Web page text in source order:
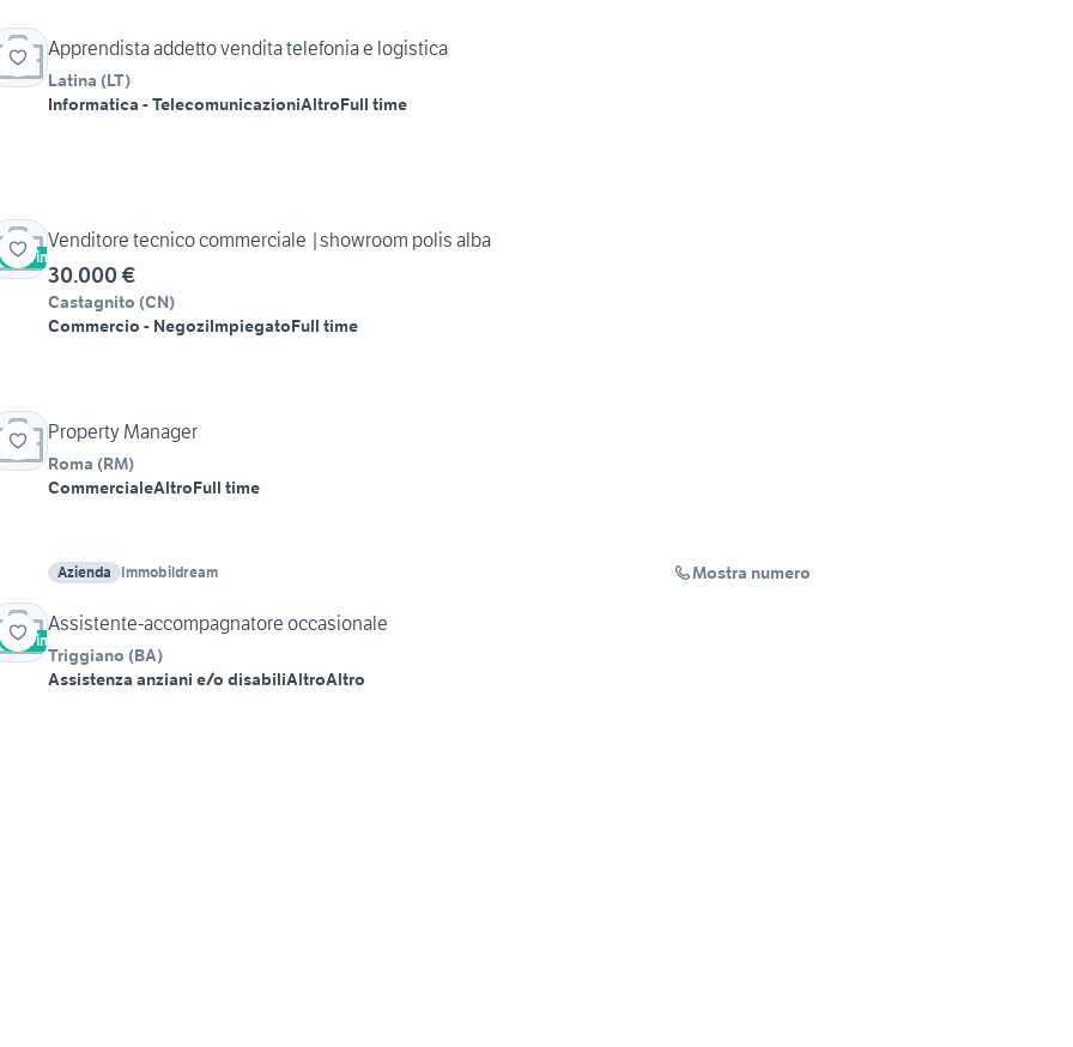
Apprendista addetto vendita telefonia e logistica
Latina (LT)
Informatica - TelecomunicazioniAltroFull time
Vetrina
Venditore tecnico commerciale |showroom polis alba
30.000 €
Castagnito (CN)
Commercio - NegoziImpiegatoFull time
Property Manager
Roma (RM)
CommercialeAltroFull time
Azienda Immobildream Mostra numero
Vetrina
Assistente-accompagnatore occasionale
Triggiano (BA)
Assistenza anziani e/o disabiliAltroAltro